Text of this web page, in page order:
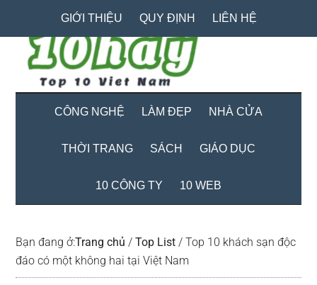
content
secondary
menu
primary
sidebar
GIỚI THIỆU QUY ĐỊNH LIÊN HỆ
CÔNG NGHỆ LÀM ĐẸP NHÀ CỬA
THỜI TRANG SÁCH GIÁO DỤC
10 CÔNG TY 10 WEB
Bạn đang ở:Trang chủ / Top List / Top 10 khách sạn độc
đáo có một không hai tại Việt Nam